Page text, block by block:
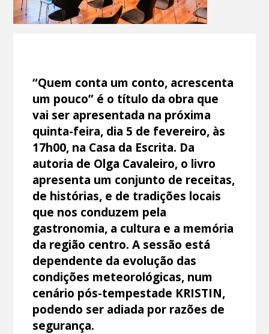
“Quem conta um conto, acrescenta
um pouco” é o título da obra que
vai ser apresentada na próxima
quinta-feira, dia 5 de fevereiro, às
17h00, na Casa da Escrita. Da
autoria de Olga Cavaleiro, o livro
apresenta um conjunto de receitas,
de histórias, e de tradições locais
que nos conduzem pela
gastronomia, a cultura e a memória
da região centro. A sessão está
dependente da evolução das
condições meteorológicas, num
cenário pós-tempestade KRISTIN,
podendo ser adiada por razões de
segurança.